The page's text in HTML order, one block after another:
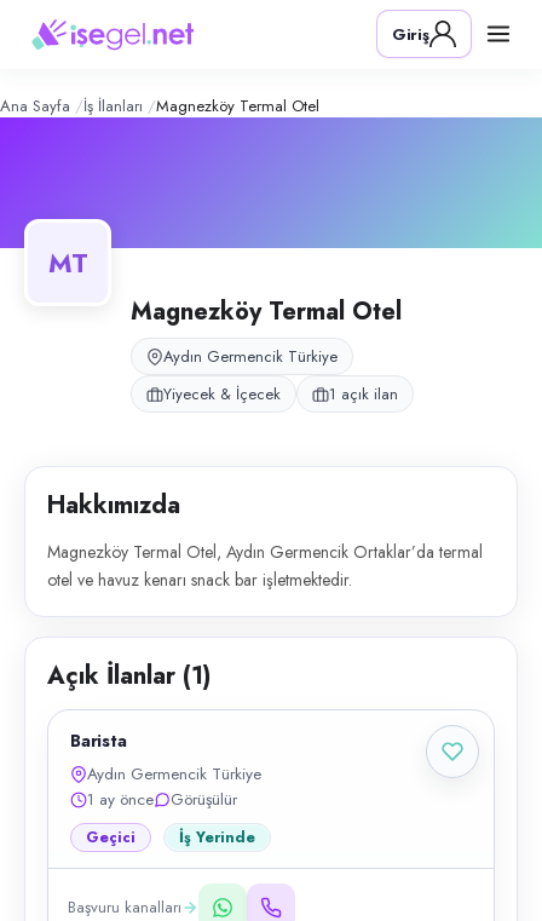
Termal Otel – Şirket
Konum:
Magnezköy Termal Otel, Aydın Germencik Ortaklar’da termal otel ve
Giriş
Ana Sayfa İş İlanları Magnezköy Termal Otel
MT
Magnezköy Termal Otel
Aydın Germencik Türkiye
Yiyecek & İçecek
1 açık ilan
Hakkımızda
Magnezköy Termal Otel, Aydın Germencik Ortaklar’da termal
otel ve havuz kenarı snack bar işletmektedir.
Açık İlanlar (1)
Barista
Aydın Germencik Türkiye
1 ay önce
Görüşülür
Geçici İş Yerinde
Başvuru kanalları